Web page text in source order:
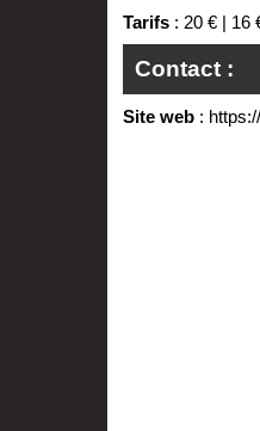
Tarifs: 20 € | 16
Contact :
Site web :